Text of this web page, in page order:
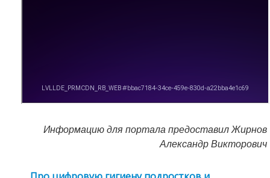
Информацию для портала предоставил Жирнов
Александр Викторович